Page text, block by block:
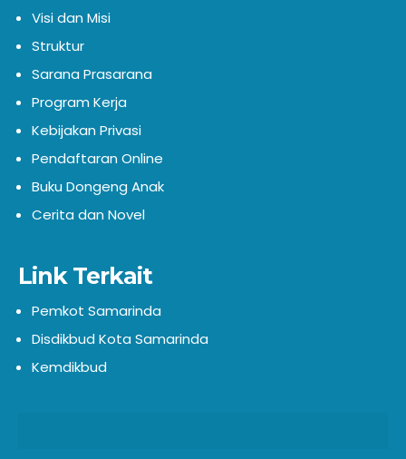
Visi dan Misi
Struktur
Sarana Prasarana
Program Kerja
Kebijakan Privasi
Pendaftaran Online
Buku Dongeng Anak
Cerita dan Novel
Link Terkait
Pemkot Samarinda
Disdikbud Kota Samarinda
Kemdikbud